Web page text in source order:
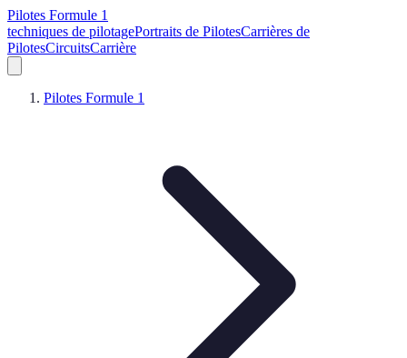
Pilotes Formule 1
techniques de pilotagePortraits de PilotesCarrières de
PilotesCircuitsCarrière
Pilotes Formule 1